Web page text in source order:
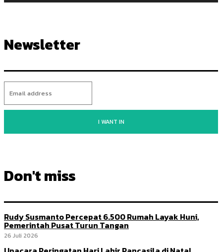
Newsletter
I WANT IN
Don't miss
Rudy Susmanto Percepat 6.500 Rumah Layak Huni,
Pemerintah Pusat Turun Tangan
26 Juli 2026